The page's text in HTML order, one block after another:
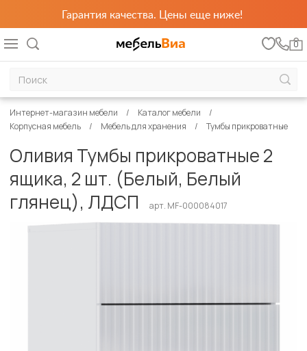
Гарантия качества. Цены еще ниже!
0
Интернет-магазин мебели
Каталог мебели
Корпусная мебель
Мебель для хранения Тумбы прикроватные
Оливия Тумбы прикроватные 2
ящика, 2 шт. (Белый, Белый
глянец), ЛДСП
арт. MF-000084017